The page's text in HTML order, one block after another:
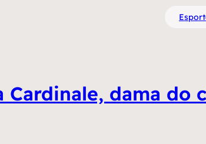
Cardinale, dama do